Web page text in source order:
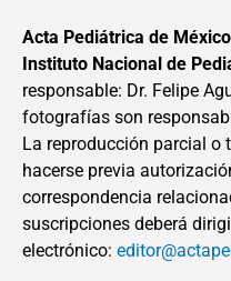
Acta Pediátrica de México
Instituto Nacional de
responsable: Dr. Felipe
fotografías son
La reproducción parcial o
hacerse previa
correspondencia
suscripciones deberá
electrónico: